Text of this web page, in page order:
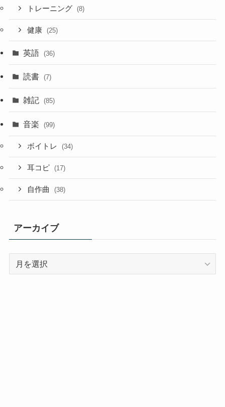
トレーニング (8)
健康 (25)
英語 (36)
読書 (7)
雑記 (85)
音楽 (99)
ボイトレ (34)
耳コピ (17)
自作曲 (38)
アーカイブ